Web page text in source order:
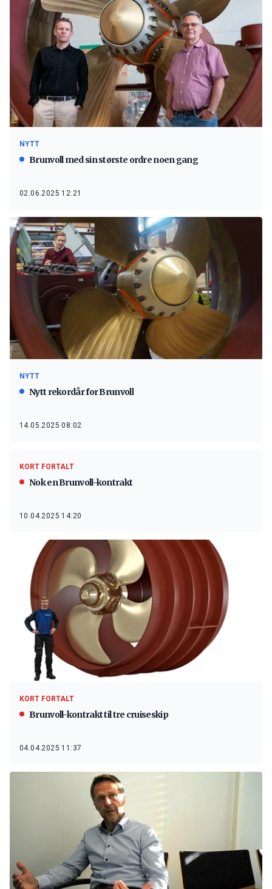
NYTT
Brunvoll med sin største ordre noen gang
02.06.2025 12:21
NYTT
Nytt rekordår for Brunvoll
14.05.2025 08:02
KORT FORTALT
Nok en Brunvoll-kontrakt
10.04.2025 14:20
KORT FORTALT
Brunvoll-kontrakt til tre cruiseskip
04.04.2025 11:37